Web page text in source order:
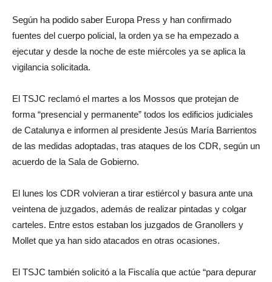
Según ha podido saber Europa Press y han confirmado
fuentes del cuerpo policial, la orden ya se ha empezado a
ejecutar y desde la noche de este miércoles ya se aplica la
vigilancia solicitada.
El TSJC reclamó el martes a los Mossos que protejan de
forma “presencial y permanente” todos los edificios judiciales
de Catalunya e informen al presidente Jesús María Barrientos
de las medidas adoptadas, tras ataques de los CDR, según un
acuerdo de la Sala de Gobierno.
El lunes los CDR volvieran a tirar estiércol y basura ante una
veintena de juzgados, además de realizar pintadas y colgar
carteles. Entre estos estaban los juzgados de Granollers y
Mollet que ya han sido atacados en otras ocasiones.
El TSJC también solicitó a la Fiscalía que actúe “para depurar